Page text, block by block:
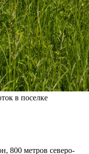
в поселке
800 метров северо-